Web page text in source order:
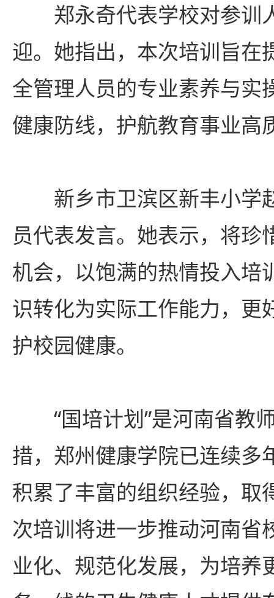
郑永奇代表学校对参训
迎。她指出，本次培训旨在
全管理人员的专业素养与实
健康防线，护航教育事业高
新乡市卫滨区新丰小学
员代表发言。她表示，将珍
机会，以饱满的热情投入培
识转化为实际工作能力，更
护校园健康。
“国培计划”是河南省教
措，郑州健康学院已连续多
积累了丰富的组织经验，取
次培训将进一步推动河南省
业化、规范化发展，为培养